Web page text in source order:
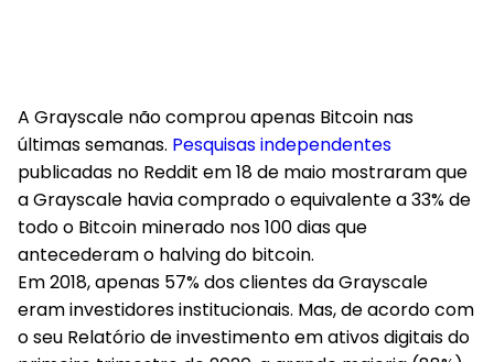
A Grayscale não comprou apenas Bitcoin nas
últimas semanas. Pesquisas independentes
publicadas no Reddit em 18 de maio mostraram que
a Grayscale havia comprado o equivalente a 33% de
todo o Bitcoin minerado nos 100 dias que
antecederam o halving do bitcoin.
Em 2018, apenas 57% dos clientes da Grayscale
eram investidores institucionais. Mas, de acordo com
o seu Relatório de investimento em ativos digitais do